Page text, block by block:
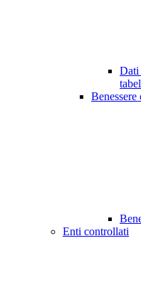
Dati
Enti controllati